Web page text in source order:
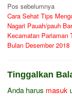
Navigasi
pos
Pos sebelumnya
Cara Sehat Tips
Nagari Pauah/pauh
Kecamatan Pariaman
Bulan Desember 2018
Tinggalkan
Anda harus masuk